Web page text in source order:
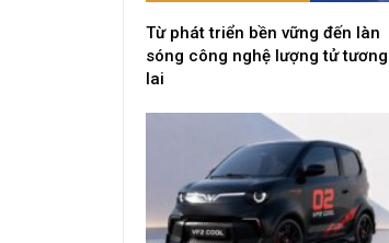
Từ phát triển bền vững đến làn
sóng công nghệ lượng tử tương
lai